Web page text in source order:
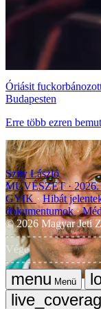
Óriásit
Budapesten
Erre több ezren
Szily László
MŰVÉSZET
GYIK Hibát
dokumentumok
©2026Magyar Jeti
Vége
Menü